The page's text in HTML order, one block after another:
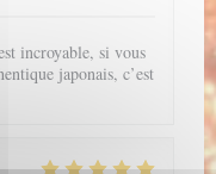
incroyable, si vous
japonais, c’est